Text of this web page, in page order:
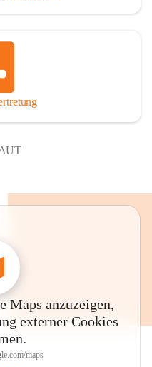
Maps anzuzeigen,
externer Cookies
maps